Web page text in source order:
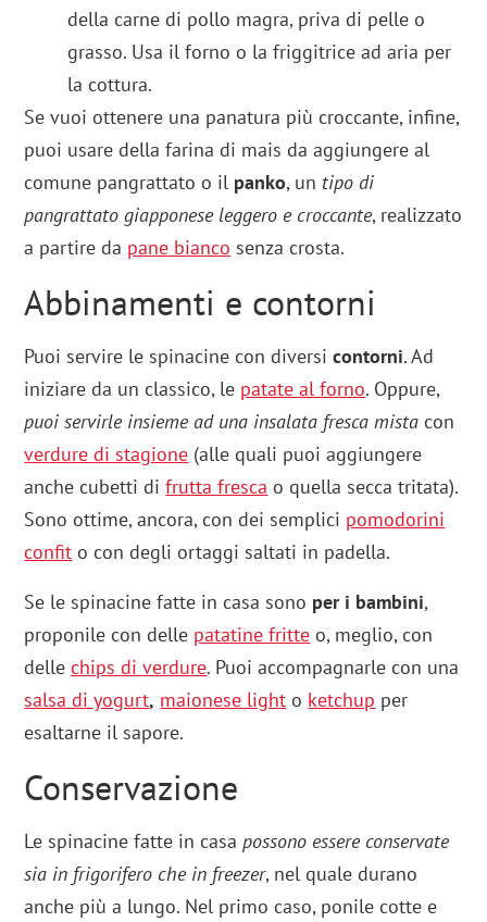
della carne di pollo magra, priva di pelle o
grasso. Usa il forno o la friggitrice ad aria per
la cottura.
Se vuoi ottenere una panatura più croccante, infine,
puoi usare della farina di mais da aggiungere al
comune pangrattato o il panko, un tipo di
pangrattato giapponese leggero e croccante, realizzato
a partire da pane bianco senza crosta.
Abbinamenti e contorni
Puoi servire le spinacine con diversicontorni. Ad
iniziare da un classico, le patate al forno. Oppure,
puoi servirle insieme ad una insalata fresca mista con
verdure di stagione (alle quali puoi aggiungere
anche cubetti difrutta fresca o quella secca tritata).
Sono ottime, ancora, con dei semplici pomodorini
confit o con degli ortaggi saltati in padella.
Se le spinacine fatte in casa sono per i bambini,
proponile con delle patatine fritte o, meglio, con
dellechips di verdure. Puoi accompagnarle con una
salsa di yogurt, maionese light o ketchup per
esaltarne il sapore.
Conservazione
Le spinacine fatte in casapossono essere conservate
sia in frigorifero che in freezer, nel quale durano
anche più a lungo. Nel primo caso, ponile cotte e